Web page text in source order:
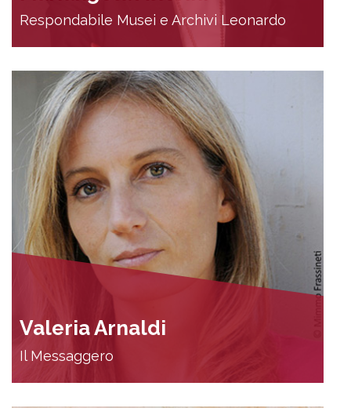
Respondabile Musei e Archivi Leonardo
Valeria Arnaldi
Il Messaggero